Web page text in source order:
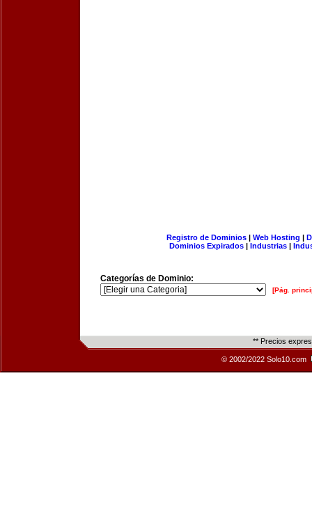
Registro de Dominios| Web Hosting |
Dominios Expirados | Industrias |
Categorías de Dominio:
[Pág.
** Precios
© 2002/2022 Solo10.com